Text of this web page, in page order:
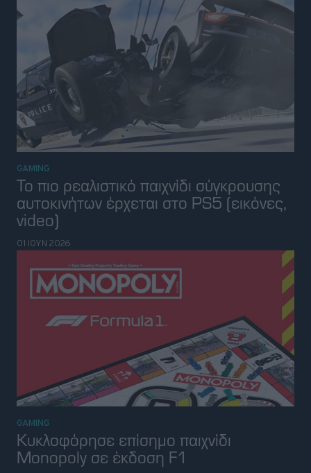
GAMING
Το πιο ρεαλιστικό παιχνίδι σύγκρουσης
αυτοκινήτων έρχεται στο PS5 (εικόνες,
video)
01 ΙΟΥΝ 2026
GAMING
Κυκλοφόρησε επίσημo παιχνίδι
Monopoly σε έκδοση F1